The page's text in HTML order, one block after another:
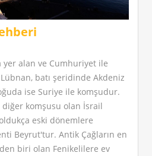
yer alan ve Cumhuriyet ile
batı şeridinde Akdeniz
ise Suriye ile komşudur.
diğer komşusu olan İsrail
eski dönemlere
Beyrut'tur. Antik Çağların en
biri olan Fenikelilere ev